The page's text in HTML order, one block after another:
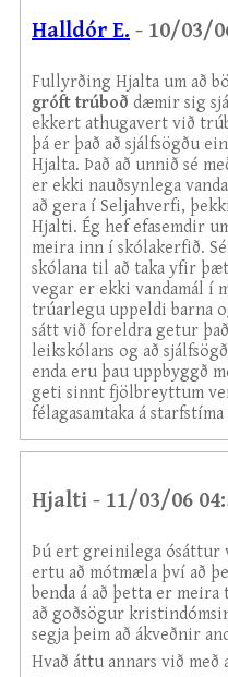
Halldór E. - 10/03/
Fullyrðing Hjalta um að
gróft trúboð dæmir sig
ekkert athugavert við
þá er það að sjálfsögðu
Hjalta. Það að unnið sé
er ekki nauðsynlega
að gera í Seljahverfi,
Hjalti. Ég hef efasemdir
meira inn í skólakerfið.
skólana til að taka yfir
vegar er ekki vandamál í
trúarlegu uppeldi barna
sátt við foreldra getur
leikskólans og að
enda eru þau uppbyggð
geti sinnt fjölbreyttum
félagasamtaka á
Hjalti - 11/03/06
Þú ert greinilega
ertu að mótmæla því að
benda á að þetta er
að goðsögur
segja þeim að ákveðnir
Hvað áttu annars við